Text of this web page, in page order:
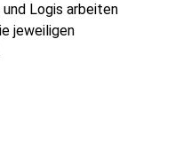
Logis arbeiten
jeweiligen